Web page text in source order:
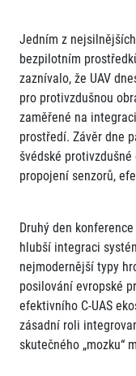
Jedním z
bezpilotním
zaznívalo, že UAV
pro protivzdušnou
zaměřené na
prostředí. Závěr dne
švédské
propojení senzorů,
Druhý den
hlubší integraci
nejmodernější typy
posilování evropské
efektivního C-UAS
zásadní roli
skutečného „mozku“